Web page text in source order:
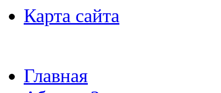
Карта сайта
Главная